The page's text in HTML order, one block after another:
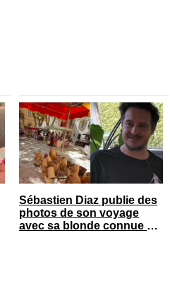
Sébastien Diaz publie des
photos de son voyage
avec sa blonde connue en